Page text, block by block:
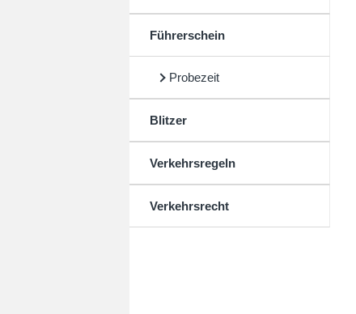
Führerschein
Probezeit
Blitzer
Verkehrsregeln
Verkehrsrecht